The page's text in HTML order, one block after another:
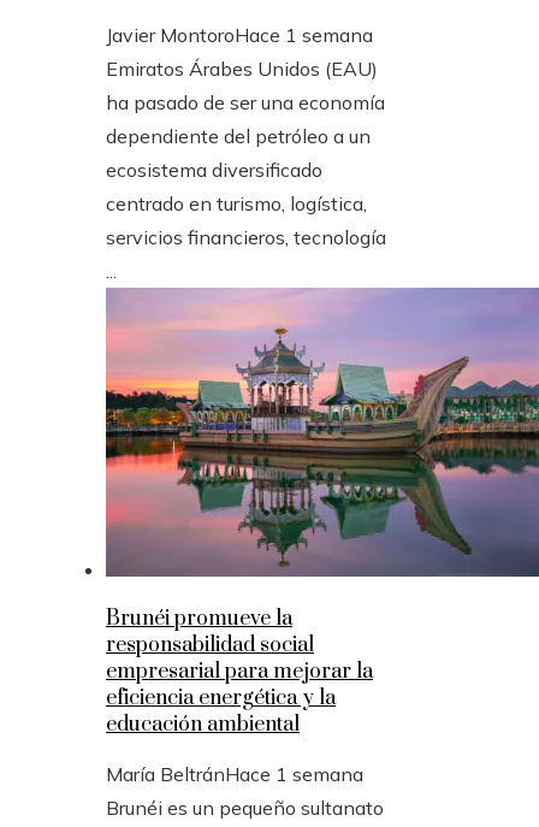
Javier MontoroHace 1 semana
Emiratos Árabes Unidos (EAU)
ha pasado de ser una economía
dependiente del petróleo a un
ecosistema diversificado
centrado en turismo, logística,
servicios financieros, tecnología
Brunéi promueve la
responsabilidad social
empresarial para mejorar la
eficiencia energética y la
educación ambiental
María BeltránHace 1 semana
Brunéi es un pequeño sultanato